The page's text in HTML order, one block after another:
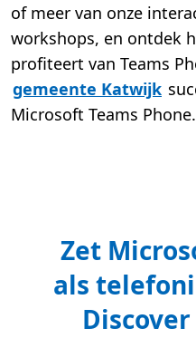
of meer van onze
workshops, en ontdek
profiteert van Teams
gemeente Katwijk
Microsoft Teams Phone.
Zet
als